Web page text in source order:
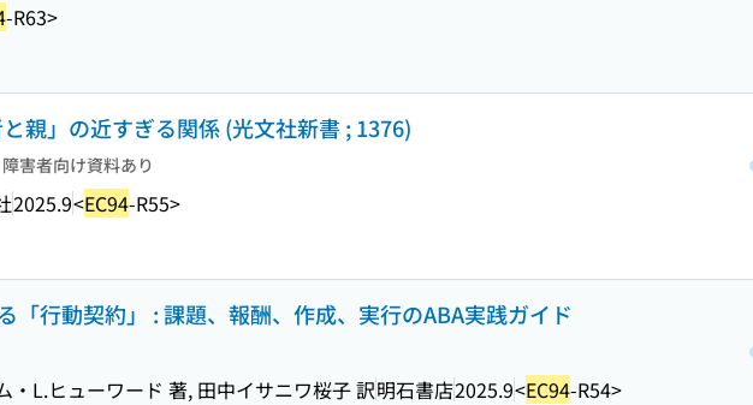
-R63>
親」の近すぎる関係 (光文社新書 ; 1376)
障害者向け資料あり
2025.9<EC94-R55>
「行動契約」 : 課題、報酬、作成、実行のABA実践ガイド
・L.ヒューワード 著, 田中イサニワ桜子 訳明石書店2025.9<EC94-R54>